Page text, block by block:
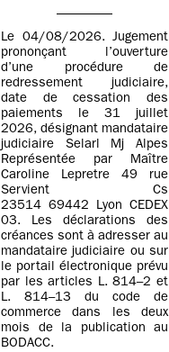
Le 04/08/2026. Jugement
prononçant l’ouverture
d’une procédure de
redressement judiciaire,
date de cessation des
paiements le 31 juillet
2026, désignant mandataire
judiciaire Selarl Mj Alpes
Représentée par Maître
Caroline Lepretre 49 rue
Servient Cs
23514 69442 Lyon CEDEX
03. Les déclarations des
créances sont à adresser au
mandataire judiciaire ou sur
le portail électronique prévu
par les articles L. 814–2 et
L. 814–13 du code de
commerce dans les deux
mois de la publication au
BODACC.